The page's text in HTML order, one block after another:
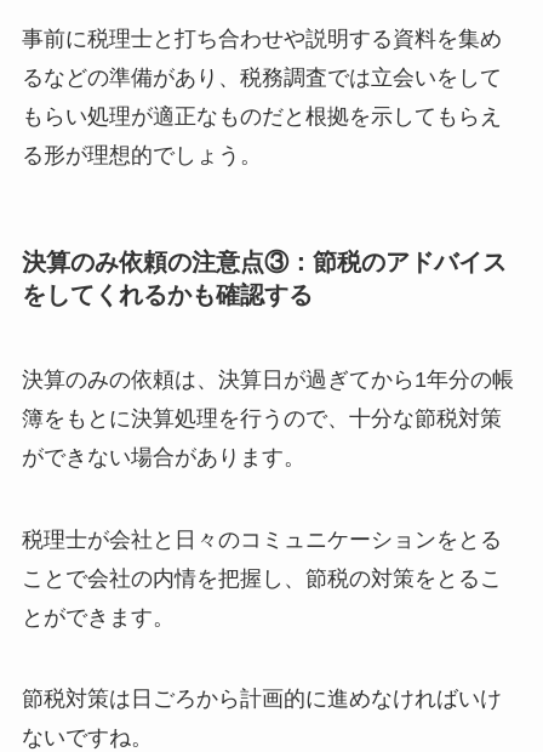
事前に税理士と打ち合わせや説明する資料を集め
るなどの準備があり、税務調査では立会いをして
もらい処理が適正なものだと根拠を示してもらえ
る形が理想的でしょう。
決算のみ依頼の注意点③：節税のアドバイス
をしてくれるかも確認する
決算のみの依頼は、決算日が過ぎてから1年分の帳
簿をもとに決算処理を行うので、十分な節税対策
ができない場合があります。
税理士が会社と日々のコミュニケーションをとる
ことで会社の内情を把握し、節税の対策をとるこ
とができます。
節税対策は日ごろから計画的に進めなければいけ
ないですね。